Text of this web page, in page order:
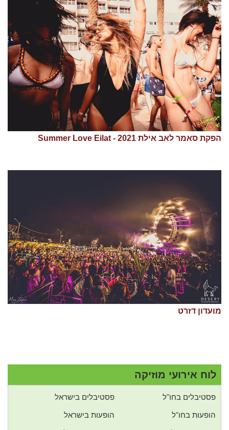
הפקת סאמר לאב אילת 2021 - Summer Love Eilat
מועדון דזרט
לוח אירועי מוזיקה
פסטיבלים בחו"ל פסטיבלים בישראל
הופעות בחו"ל הופעות בישראל